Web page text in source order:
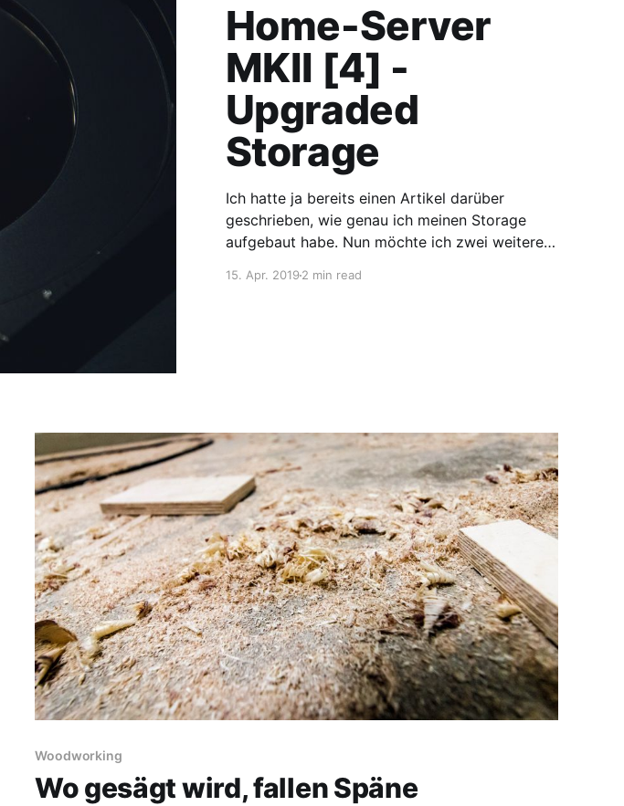
Home-Server
MKII [4] -
Upgraded
Storage
Ich hatte ja bereits einen Artikel darüber
geschrieben, wie genau ich meinen Storage
aufgebaut habe. Nun möchte ich zwei weitere
mit Artikel dazu ;) Wer nicht mehr weiß, wie das
15. Apr. 20192 min read
Woodworking
Wo gesägt wird, fallen Späne